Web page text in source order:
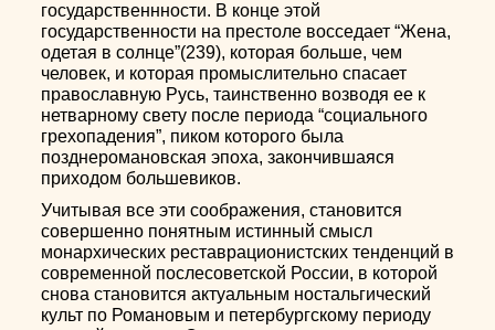
государственнности. В конце этой
государственности на престоле восседает “Жена,
одетая в солнце”(239), которая больше, чем
человек, и которая промыслительно спасает
православную Русь, таинственно возводя ее к
нетварному свету после периода “социального
грехопадения”, пиком которого была
позднеромановская эпоха, закончившаяся
приходом большевиков.
Учитывая все эти соображения, становится
совершенно понятным истинный смысл
монархических реставрационистских тенденций в
современной послесоветской России, в которой
снова становится актуальным ностальгический
культ по Романовым и петербургскому периоду